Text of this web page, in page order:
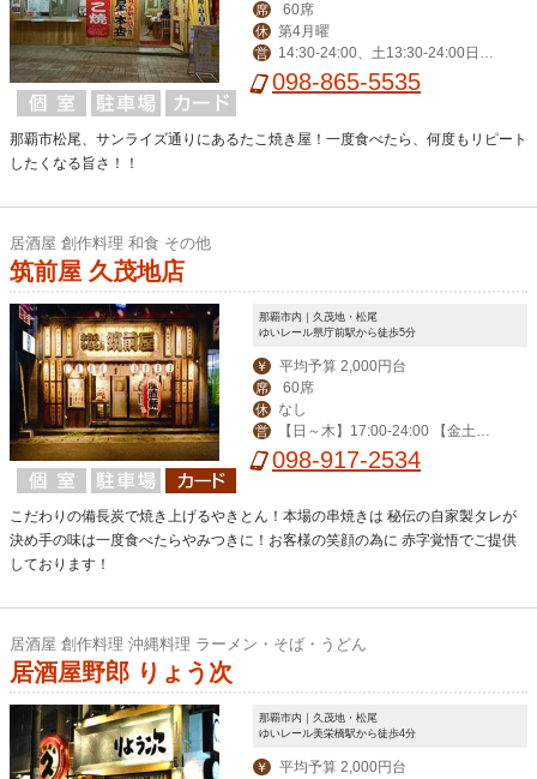
席 60席
休 第4月曜
営
14:30-24:00、土13:30-24:00日1
3:30-22:00※なくなり次第終了
098-865-5535
那覇市松尾、サンライズ通りにあるたこ焼き屋！一度食べたら、何度もリピート
したくなる旨さ！！
居酒屋 創作料理 和食 その他
筑前屋 久茂地店
那覇市内｜久茂地・松尾
ゆいレール県庁前駅から徒歩5分
￥ 平均予算 2,000円台
席 60席
休 なし
営
【日～木】17:00-24:00 【金土祝
前日】-翌3:00 ※2019年2月より営業
098-917-2534
こだわりの備長炭で焼き上げるやきとん！本場の串焼きは 秘伝の自家製タレが
決め手の味は一度食べたらやみつきに！お客様の笑顔の為に 赤字覚悟でご提供
しております！
居酒屋 創作料理 沖縄料理 ラーメン・そば・うどん
居酒屋野郎 りょう次
那覇市内｜久茂地・松尾
ゆいレール美栄橋駅から徒歩4分
￥ 平均予算 2,000円台